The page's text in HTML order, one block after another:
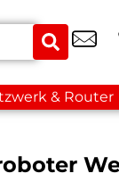
& Router